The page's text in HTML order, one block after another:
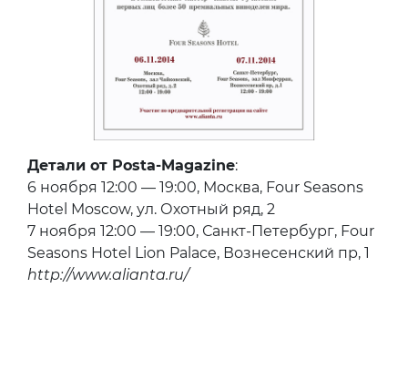
Детали от Posta-Magazine:
6 ноября 12:00 — 19:00, Москва, Four Seasons
Hotel Moscow, ул. Охотный ряд, 2
7 ноября 12:00 — 19:00, Санкт-Петербург, Four
Seasons Hotel Lion Palace, Вознесенский пр, 1
http://www.alianta.ru/